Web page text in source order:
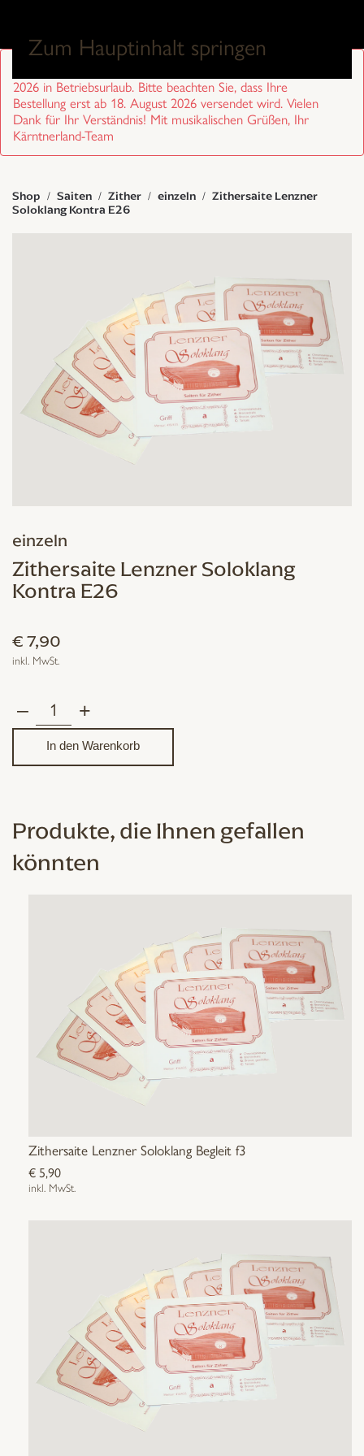
Zum Hauptinhalt springen
2026 in Betriebsurlaub. Bitte beachten Sie, dass Ihre
Bestellung erst ab 18. August 2026 versendet wird. Vielen
Dank für Ihr Verständnis! Mit musikalischen Grüßen, Ihr
Kärntnerland-Team
Shop Saiten Zither einzeln
Zithersaite Lenzner
Soloklang Kontra E26
einzeln
Zithersaite Lenzner Soloklang
Kontra E26
€ 7,90
inkl. MwSt.
–
Zithersaite
Lenzner
Soloklang
Menge
+
In den Warenkorb
Produkte, die Ihnen gefallen
könnten
Zithersaite Lenzner Soloklang Begleit f3
€5,90
inkl. MwSt.